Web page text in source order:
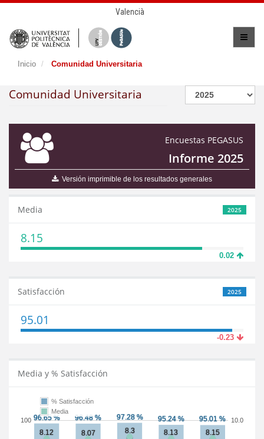
Valencià
Inicio Comunidad Universitaria
Comunidad Universitaria
Encuestas PEGASUS
Informe 2025
Versión imprimible de los resultados generales
2025
Media
8.15
0.02
2025
Satisfacción
95.01
-0.23
Media y % Satisfacción
100 10.0
% Satisfacción
Media